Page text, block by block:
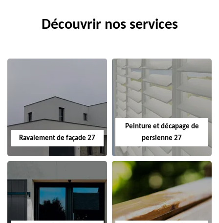
Découvrir nos services
Ravalement de façade 27
Peinture et décapage de
persienne 27